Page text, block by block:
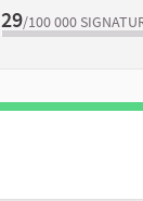
29/100 000